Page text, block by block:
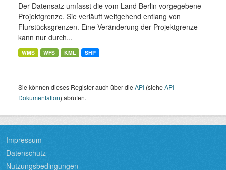
Der Datensatz umfasst die vom Land Berlin vorgegebene
Projektgrenze. Sie verläuft weitgehend entlang von
Flurstücksgrenzen. Eine Veränderung der Projektgrenze
kann nur durch...
WMS WFS KML SHP
Sie können dieses Register auch über dieAPI (sieheAPI-
Dokumentation) abrufen.
Impressum
Datenschutz
Nutzungsbedingungen